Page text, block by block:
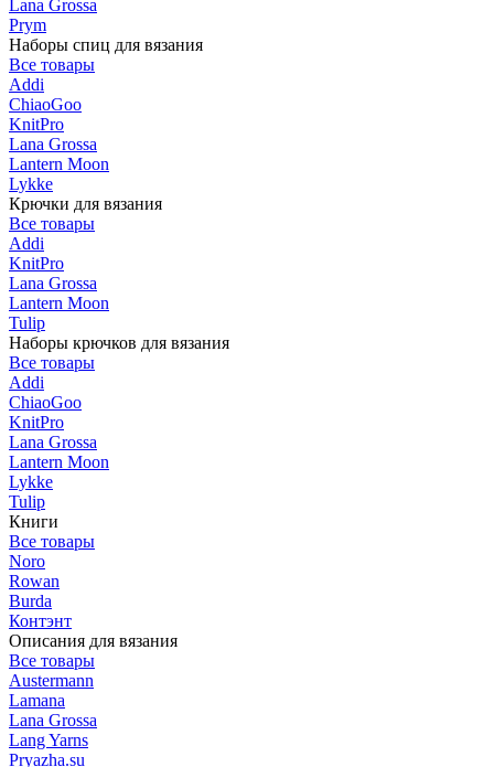
Lana Grossa
Prym
Наборы спиц для вязания
Все товары
Addi
ChiaoGoo
KnitPro
Lana Grossa
Lantern Moon
Lykke
Крючки для вязания
Все товары
Addi
KnitPro
Lana Grossa
Lantern Moon
Tulip
Наборы крючков для вязания
Все товары
Addi
ChiaoGoo
KnitPro
Lana Grossa
Lantern Moon
Lykke
Tulip
Книги
Все товары
Noro
Rowan
Burda
Контэнт
Описания для вязания
Все товары
Austermann
Lamana
Lana Grossa
Lang Yarns
Pryazha.su